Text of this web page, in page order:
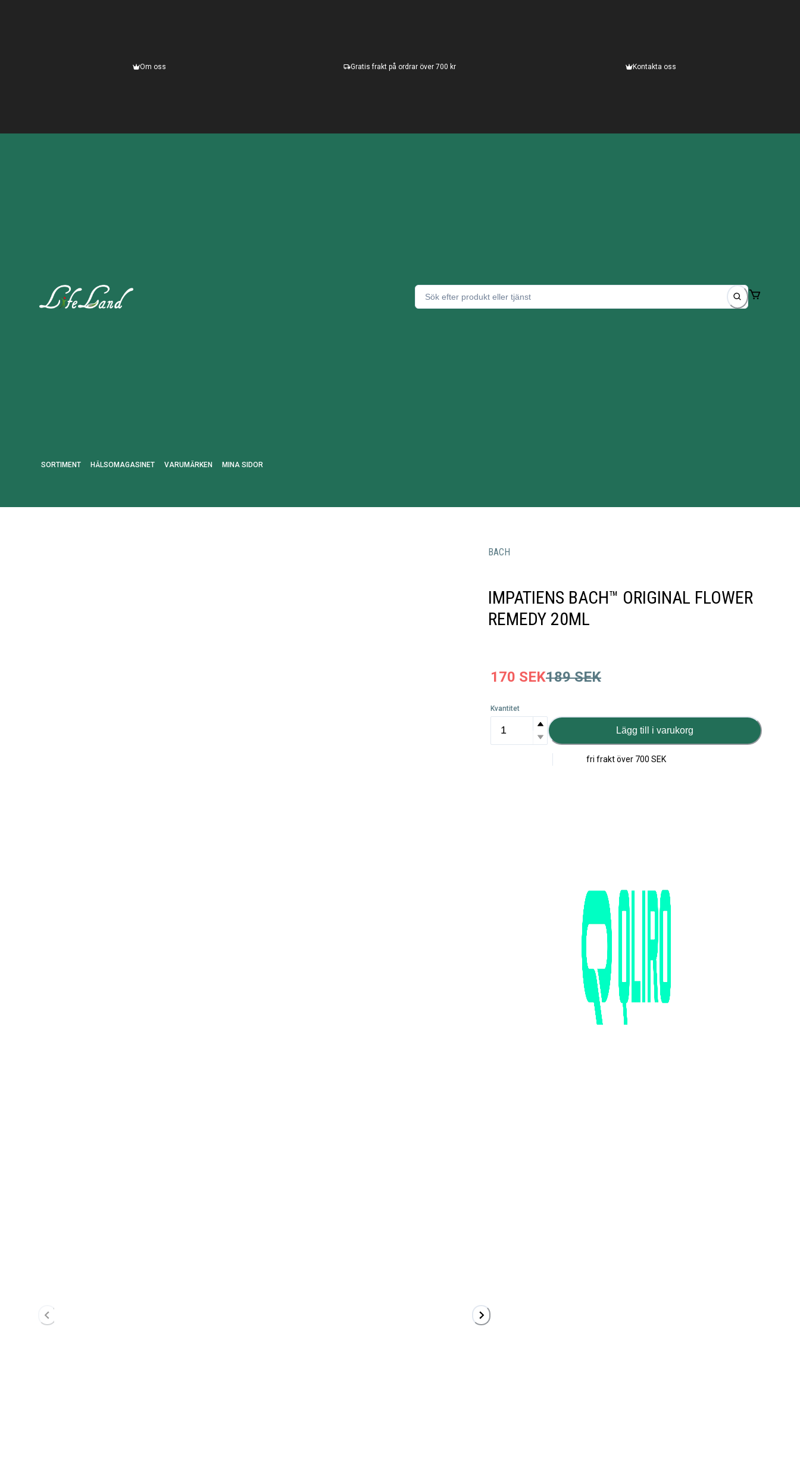
Om oss Gratis frakt på ordrar över 700 kr Kontakta oss
SORTIMENT HÄLSOMAGASINET VARUMÄRKEN MINA SIDOR
BACH
IMPATIENS BACH™ ORIGINAL FLOWER
REMEDY 20ML
170 SEK189 SEK
Kvantitet
Lägg till i varukorg
fri frakt över 700 SEK